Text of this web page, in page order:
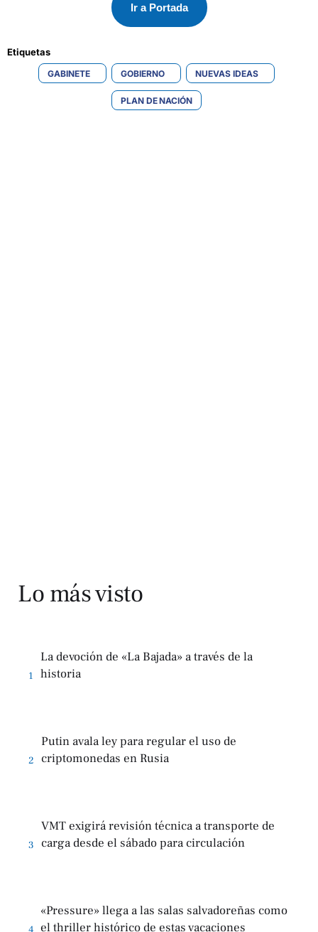
Ir a Portada
Etiquetas
GABINETE GOBIERNO NUEVAS IDEAS
PLAN DE NACIÓN
Lo más visto
1
La devoción de «La Bajada» a través de la
historia
2
Putin avala ley para regular el uso de
criptomonedas en Rusia
3
VMT exigirá revisión técnica a transporte de
carga desde el sábado para circulación
«Pressure» llega a las salas salvadoreñas como
el thriller histórico de estas vacaciones